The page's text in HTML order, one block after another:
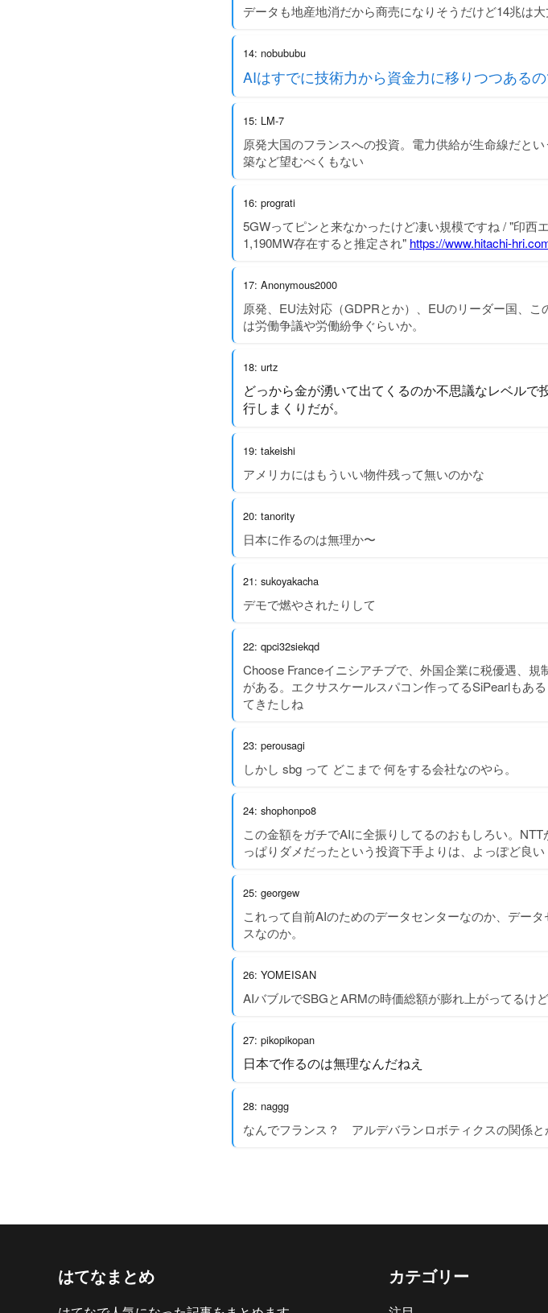
データも地産地消だから商売になりそうだけど14兆は
14: nobububu
AIはすでに技術力から資金力に移りつつある
15: LM-7
原発大国のフランスへの投資。電力供給が生命線だと
築など望むべくもない
16: prograti
5GWってピンと来なかったけど凄い規模ですね / "印西
1,190MW存在すると推定され" https://www.hitachi-
17: Anonymous2000
原発、EU法対応（GDPRとか）、EUのリーダー国、
は労働争議や労働紛争ぐらいか。
18: urtz
どっから金が湧いて出てくるのか不思議なレベル
行しまくりだが。
19: takeishi
アメリカにはもういい物件残って無いのかな
20: tanority
日本に作るのは無理か〜
21: sukoyakacha
デモで燃やされたりして
22: qpci32siekqd
Choose Franceイニシアチブで、外国企業に税優遇、
がある。エクサスケールスパコン作ってるSiPearlもあ
てきたしね
23: perousagi
しかし sbg って どこまで 何をする会社なのやら。
24: shophonpo8
この金額をガチでAIに全振りしてるのおもしろい。
っぱりダメだったという投資下手よりは、よっぽど良い
25: georgew
これって自前AIのためのデータセンターなのか、デー
スなのか。
26: YOMEISAN
AIバブルでSBGとARMの時価総額が膨れ上がってるけ
27: pikopikopan
日本で作るのは無理なんだねえ
28: naggg
なんでフランス？ アルデバランロボティクスの関係
はてなまとめ カテゴリー